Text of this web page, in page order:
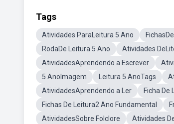
Tags
Atividades ParaLeitura 5 Ano
RodaDe Leitura 5 Ano
Atividades
AtividadesAprendendo a Escrever
5 AnoImagem
Leitura 5 AnoTags
AtividadesAprendendo a Ler
Ficha De
Fichas De Leitura2 Ano Fundamental
AtividadesSobre Folclore
Atividades